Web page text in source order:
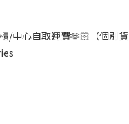
/中心自取運費🫶🏻（個別貨